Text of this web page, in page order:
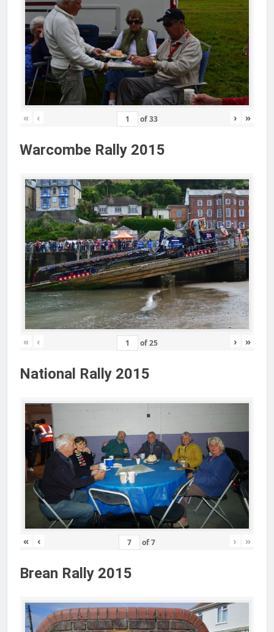
« ‹ of33 › »
Warcombe Rally 2015
« ‹ of25 › »
National Rally 2015
« ‹ of7 › »
Brean Rally 2015